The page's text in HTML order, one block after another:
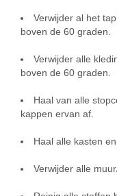
Verwijder al het
boven de 60 graden.
Verwijder alle
boven de 60 graden.
Haal van alle
kappen ervan af.
Haal alle kasten
Verwijder alle